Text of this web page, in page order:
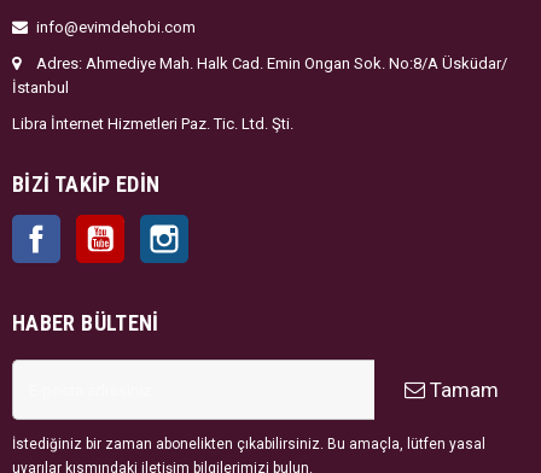
info@evimdehobi.com
Adres: Ahmediye Mah. Halk Cad. Emin Ongan Sok. No:8/A Üsküdar/
İstanbul
Libra İnternet Hizmetleri Paz. Tic. Ltd. Şti.
BIZI TAKIP EDIN
Facebook YouTube
HABER BÜLTENI
Tamam
İstediğiniz bir zaman abonelikten çıkabilirsiniz. Bu amaçla, lütfen yasal
uyarılar kısmındaki iletişim bilgilerimizi bulun.